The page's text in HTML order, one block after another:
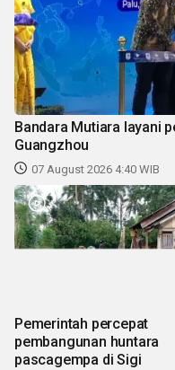
Bandara Mutiara layani
Guangzhou
07 August 2026 4:40 WIB
Pemerintah percepat
pembangunan huntara
pascagempa di Sigi